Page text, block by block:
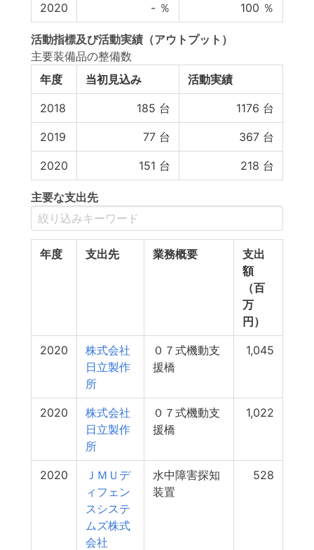
2020 - ％ 100 ％
活動指標及び活動実績 （アウトプット）
主要装備品の整備数
年度
当初見込み 活動実績
2018 185 台 1176 台
2019 77 台 367 台
2020 151 台 218 台
主要な支出先
年度 支出先 業務概要
支出
額
（百
万
円）
2020
株式会社
日立製作
所
０７式機動支
援橋
1,045
2020
株式会社
日立製作
所
０７式機動支
援橋
1,022
2020
ＪＭＵデ
ィフェン
スシステ
ムズ株式
会社
水中障害探知
装置
528